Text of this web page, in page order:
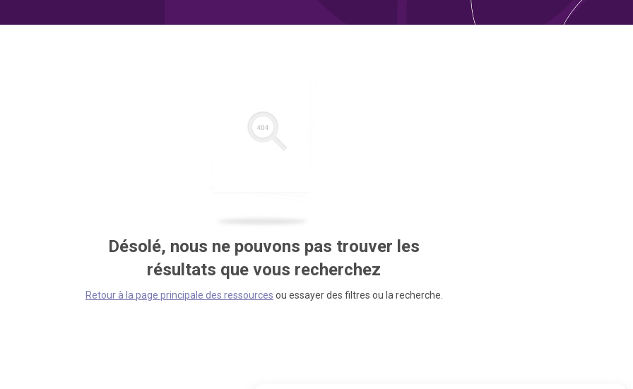
Désolé, nous ne pouvons pas trouver les
résultats que vous recherchez
Retour à la page principale des ressources ou essayer des filtres ou la recherche.